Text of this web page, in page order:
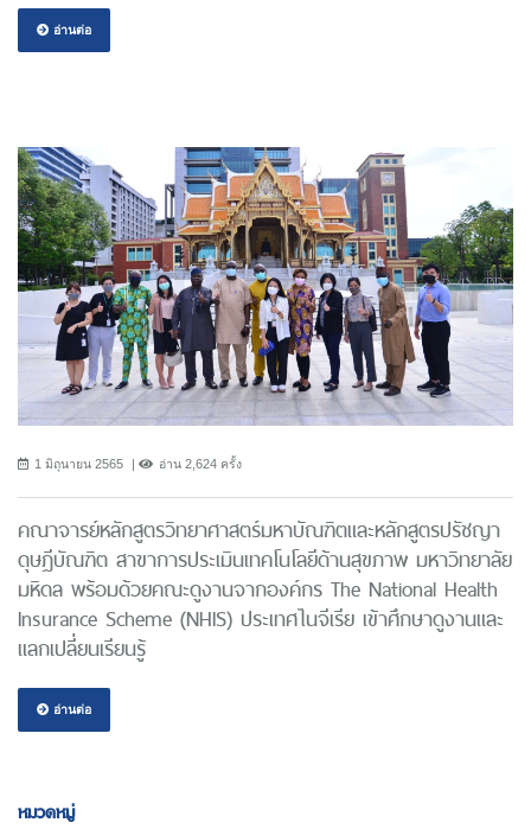
อ่านต่อ
1 มิถุนายน 2565 อ่าน 2,624 ครั้ง
คณาจารย์หลักสูตรวิทยาศาสตร์มหาบัณฑิตและหลักสูตรปรัชญา
ดุษฎีบัณฑิต สาขาการประเมินเทคโนโลยีด้านสุขภาพ มหาวิทยาลัย
มหิดล พร้อมด้วยคณะดูงานจากองค์กร The National Health
Insurance Scheme (NHIS) ประเทศไนจีเรีย เข้าศึกษาดูงานและ
แลกเปลี่ยนเรียนรู้
อ่านต่อ
หมวดหมู่